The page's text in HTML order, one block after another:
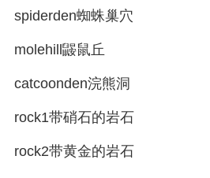
spiderden蜘蛛巢穴
molehill鼹鼠丘
catcoonden浣熊洞
rock1带硝石的岩石
rock2带黄金的岩石